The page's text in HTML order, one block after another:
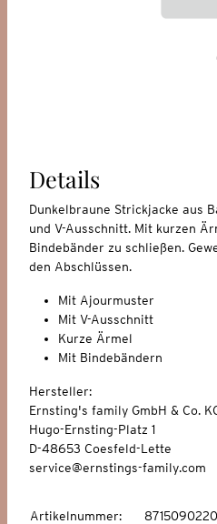
Details
Dunkelbraune Strickjacke aus
und V-Ausschnitt. Mit kurzen
Bindebänder zu schließen.
den Abschlüssen.
Mit Ajourmuster
Mit V-Ausschnitt
Kurze Ärmel
Mit Bindebändern
Hersteller:
Ernsting's family GmbH & Co.
Hugo-Ernsting-Platz 1
D-48653 Coesfeld-Lette
service@ernstings-family.com
Artikelnummer: 8715090220